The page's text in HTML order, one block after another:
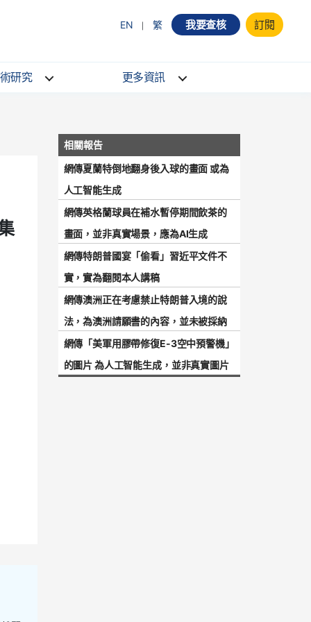
EN 繁 我要查核 訂閱
研究 更多資訊
網傳夏蘭特倒地翻身後入球的畫面 或為
人工智能生成
網傳英格蘭球員在補水暫停期間飲茶的
畫面，並非真實場景，應為AI生成
網傳特朗普國宴「偷看」習近平文件不
實，實為翻閱本人講稿
網傳澳洲正在考慮禁止特朗普入境的說
法，為澳洲請願書的內容，並未被採納
網傳「美軍用膠帶修復E-3空中預警機」
的圖片 為人工智能生成，並非真實圖片